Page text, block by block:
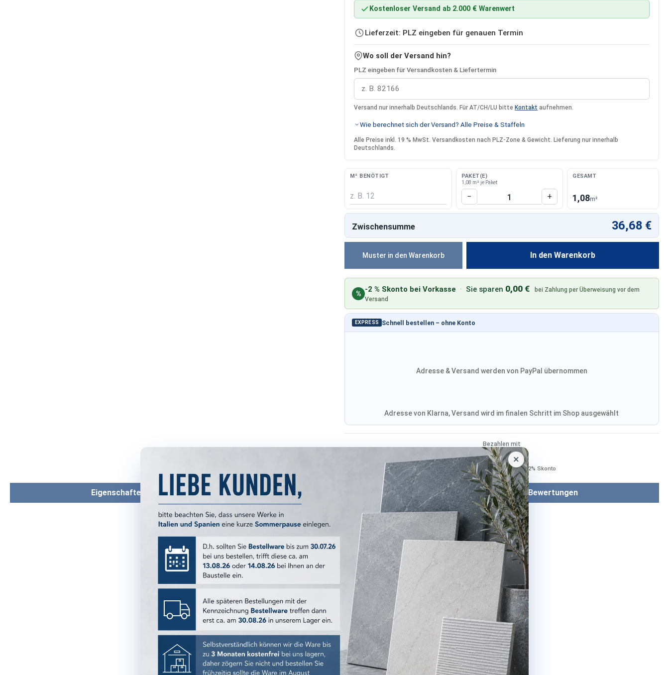
×
Kostenloser Versand ab 2.000 € Warenwert
Lieferzeit: PLZ eingeben für genauen Termin
Wo soll der Versand hin?
PLZ eingeben für Versandkosten & Liefertermin
Versand nur innerhalb Deutschlands. Für AT/CH/LU bitte Kontakt aufnehmen.
Wie berechnet sich der Versand? Alle Preise & Staffeln
Alle Preise inkl. 19 % MwSt. Versandkosten nach PLZ-Zone & Gewicht. Lieferung nur innerhalb
Deutschlands.
M² BENÖTIGT PAKET(E)
1,08 m² je Paket
Produkt Anzahl: Gib den
− +
GESAMT
1,08m²
In den Warenkorb
EXPRESS Schnell bestellen – ohne Konto
Adresse & Versand werden von PayPal übernommen
Adresse von Klarna, Versand wird im finalen Schritt im Shop ausgewählt
Zwischensumme 36,68 €
% -2 % Skonto bei Vorkasse · Sie sparen 0,00 €
bei Zahlung per Überweisung vor dem
Versand
Muster in den Warenkorb
Bezahlen mit
Bei Bezahlung per Vorkasse −2% Skonto
Eigenschaften Bewertungen
PRODUKTMERKMALE
Format: 60x60 cm
Farbe:
Farbgruppe:
Oberfläche:
Optik: Betonoptik
Material: Feinsteinzeug
Stärke: 9 mm